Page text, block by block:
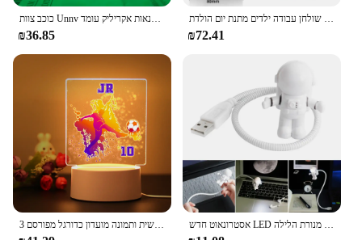
כוכב צוות Unnv לילה אור אישית סלבריטאים דיוקנאות אקריליק עומד Led מנורת עבור שינה אוהדי חדר תפאורה חג מתנה
₪36.85
הוביל אקווריום לילה אור מדוזות שלג הרים מנורת דגה שלט רחוק שינוי צבע שולחן עבודה ילדים מתנת יום הולדת
₪72.41
חדש שם מותאם אישית ותמונה מועדון כדורגל מפורסם 3d arcylic led לילה יום הולדת מתנה עבור תפאורה הביתה אסטרונאוט חדש LED לילה אור גלקסי כוכבים שמיים מקרן מנורת מסיבת קישוט מנורות ילדים מתנה עבור חדר שינה מנורת הלילה